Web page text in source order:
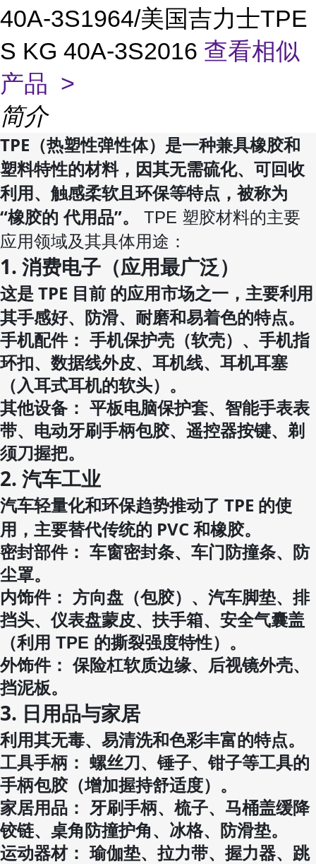
40A-3S1964/美国吉力士TPE
S KG 40A-3S2016 查看相似
产品 >
简介
TPE（热塑性弹性体）是一种兼具橡胶和
塑料特性的材料，因其无需硫化、可回收
利用、触感柔软且环保等特点，被称为
“橡胶的 代用品”。
TPE 塑胶材料的主要
应用领域及其具体用途：
1. 消费电子（应用最广泛）
这是 TPE 目前 的应用市场之一，主要利用
其手感好、防滑、耐磨和易着色的特点。
手机配件： 手机保护壳（软壳）、手机指
环扣、数据线外皮、耳机线、耳机耳塞
（入耳式耳机的软头）。
其他设备： 平板电脑保护套、智能手表表
带、电动牙刷手柄包胶、遥控器按键、剃
须刀握把。
2. 汽车工业
汽车轻量化和环保趋势推动了 TPE 的使
用，主要替代传统的 PVC 和橡胶。
密封部件： 车窗密封条、车门防撞条、防
尘罩。
内饰件： 方向盘（包胶）、汽车脚垫、排
挡头、仪表盘蒙皮、扶手箱、安全气囊盖
（利用 TPE 的撕裂强度特性）。
外饰件： 保险杠软质边缘、后视镜外壳、
挡泥板。
3. 日用品与家居
利用其无毒、易清洗和色彩丰富的特点。
工具手柄： 螺丝刀、锤子、钳子等工具的
手柄包胶（增加握持舒适度）。
家居用品：
牙刷手柄、梳子、马桶盖缓降
铰链、桌角防撞护角、冰格、防滑垫。
运动器材： 瑜伽垫、拉力带、握力器、跳